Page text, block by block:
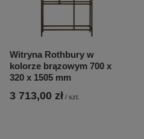
Witryna Rothbury w
kolorze brązowym 700 x
320 x 1505 mm
3 713,00 zł / szt.